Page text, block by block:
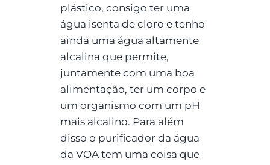
plástico, consigo ter uma
água isenta de cloro e tenho
ainda uma água altamente
alcalina que permite,
juntamente com uma boa
alimentação, ter um corpo e
um organismo com um pH
mais alcalino. Para além
disso o purificador da água
da VOA tem uma coisa que